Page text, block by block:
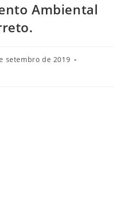
Ambiental
setembro de 2019